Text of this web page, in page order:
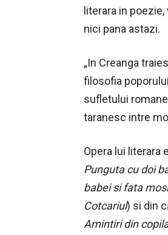
literara in
nici pana astazi.
„In Creanga
filosofia
sufletului
taranesc intre
Opera lui literara
Punguta cu doi
babei si fata
Cotcariul) si din
Amintiri din